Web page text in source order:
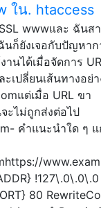
ใน. htaccess
wwwและ ฉันส
ก็ยังเจอกับปัญหาก
านได้เมื่อจัดการ
เปลี่ยนเส้นทางอย่
แต่เมื่อ URL ขา
ะไม่ถูกส่งต่อไป
คำแนะนำใด ๆ
!127\.0\.0\.0
80